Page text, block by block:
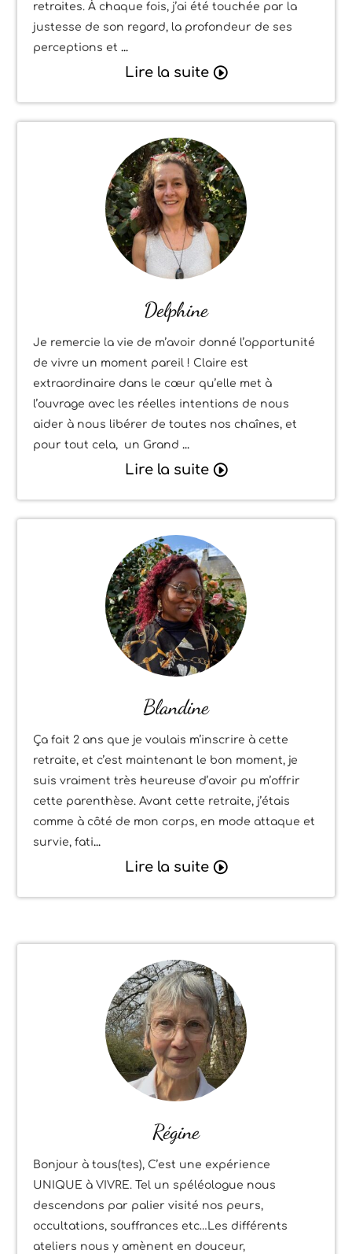
retraites. À chaque fois, j’ai été touchée par la
justesse de son regard, la profondeur de ses
perceptions et
Lire la suite
Delphine
Je remercie la vie de m’avoir donné l’opportunité
de vivre un moment pareil ! Claire est
extraordinaire dans le cœur qu’elle met à
l’ouvrage avec les réelles intentions de nous
aider à nous libérer de toutes nos chaînes, et
pour tout cela, un Grand
Lire la suite
Blandine
Ça fait 2 ans que je voulais m’inscrire à cette
retraite, et c’est maintenant le bon moment, je
suis vraiment très heureuse d’avoir pu m’offrir
cette parenthèse. Avant cette retraite, j’étais
comme à côté de mon corps, en mode attaque et
survie, fati
Lire la suite
Régine
Bonjour à tous(tes), C’est une expérience
UNIQUE à VIVRE. Tel un spéléologue nous
descendons par palier visité nos peurs,
occultations, souffrances etc…Les différents
ateliers nous y amènent en douceur,